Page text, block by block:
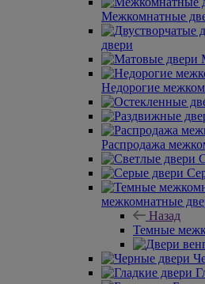
Межкомнатные
двери
Недорогие
Распродажа
межкомнатные
Назад
Темные